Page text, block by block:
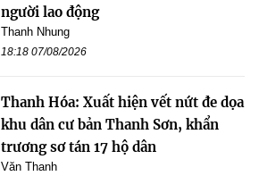
người lao động
Thanh Nhung
18:18 07/08/2026
Thanh Hóa: Xuất hiện vết nứt đe dọa
khu dân cư bản Thanh Sơn, khẩn
trương sơ tán 17 hộ dân
Văn Thanh